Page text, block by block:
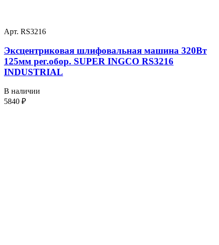
Арт. RS3216
Эксцентриковая шлифовальная машина 320Вт
125мм рег.обор. SUPER INGCO RS3216
INDUSTRIAL
В наличии
5840 ₽